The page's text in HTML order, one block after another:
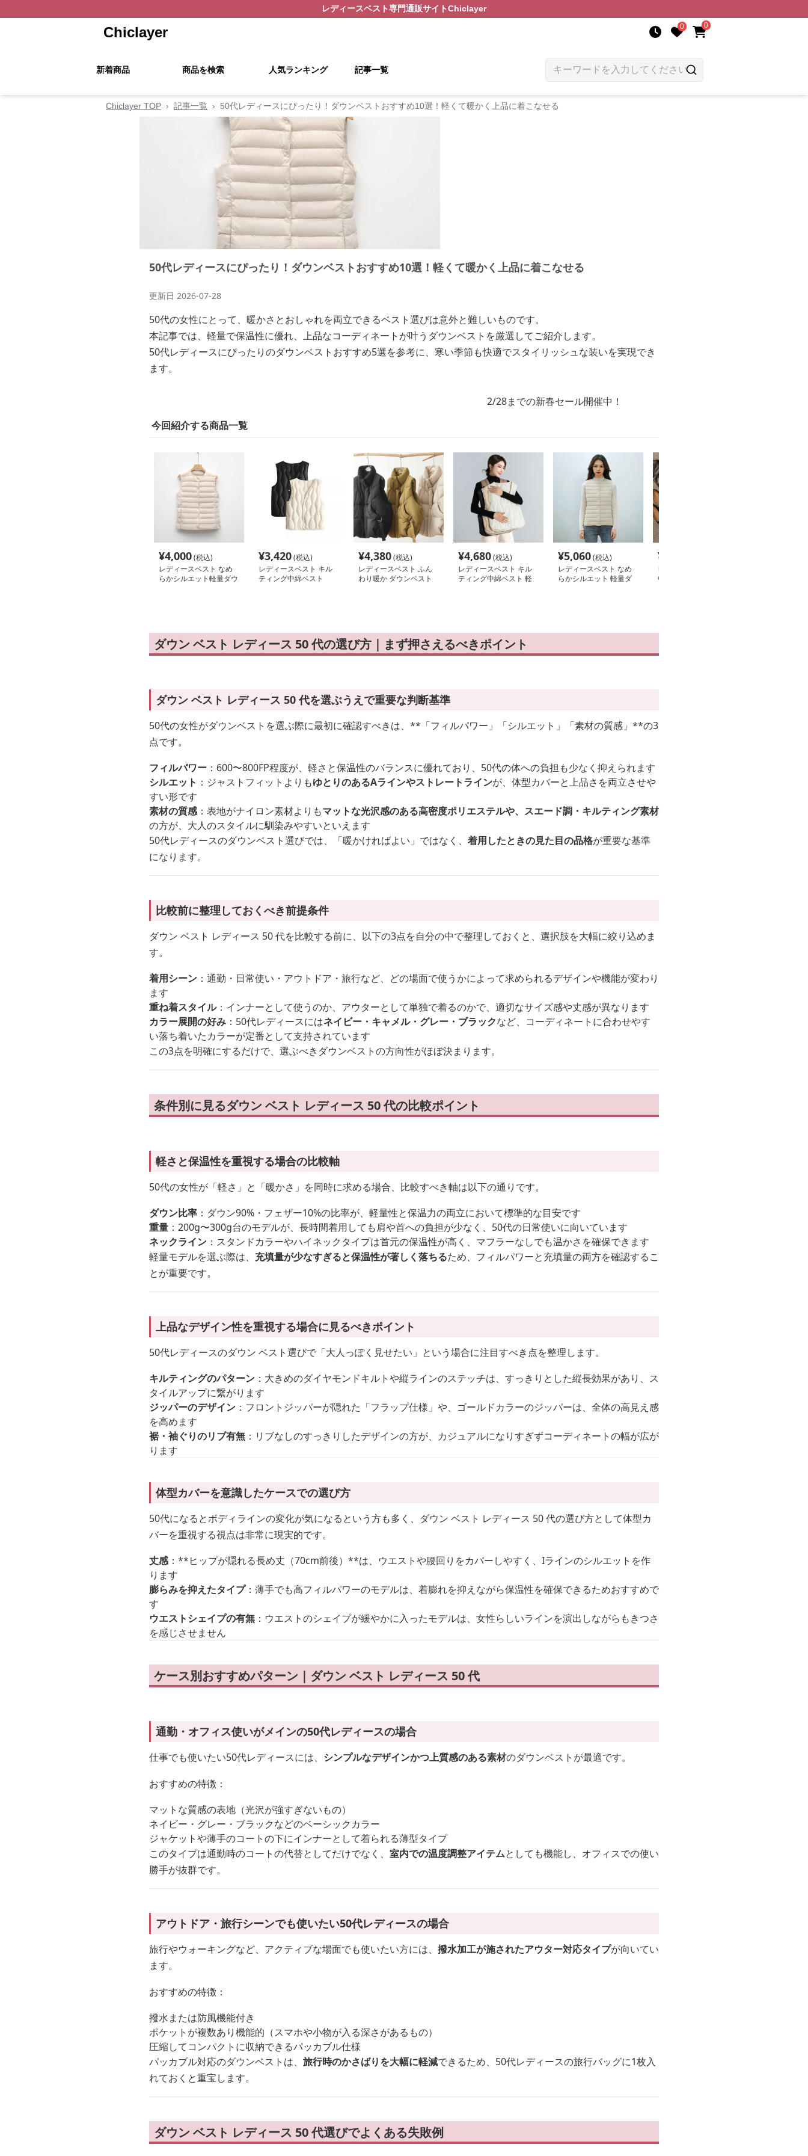
レディースベスト専門通販サイトChiclayer
Chiclayer 0 0
新着商品 商品を検索 人気ランキング 記事一覧
Chiclayer TOP › 記事一覧 › 50代レディースにぴったり！ダウンベストおすすめ10選！軽くて暖かく上品に着こなせる
50代レディースにぴったり！ダウンベストおすすめ10選！軽くて暖かく上品に着こなせる
更新日 2026-07-28
50代の女性にとって、暖かさとおしゃれを両立できるベスト選びは意外と難しいものです。
本記事では、軽量で保温性に優れ、上品なコーディネートが叶うダウンベストを厳選してご紹介します。
50代レディースにぴったりのダウンベストおすすめ5選を参考に、寒い季節も快適でスタイリッシュな装いを実現でき
ます。
2/28までの新春セール開催中！
今回紹介する商品一覧
¥4,000(税込)
レディースベスト なめ
らかシルエット軽量ダウ
¥3,420(税込)
レディースベスト キル
ティング中綿ベスト
¥4,380(税込)
レディースベスト ふん
わり暖か ダウンベスト
¥4,680(税込)
レディースベスト キル
ティング中綿ベスト 軽
¥5,060(税込)
レディースベスト なめ
らかシルエット 軽量ダ
¥
レディースベスト 軽量
中綿ノースリーブベスト
ダウン ベスト レディース 50 代の選び方｜まず押さえるべきポイント
ダウン ベスト レディース 50 代を選ぶうえで重要な判断基準
50代の女性がダウンベストを選ぶ際に最初に確認すべきは、**「フィルパワー」「シルエット」「素材の質感」**の3
点です。
フィルパワー ：600〜800FP程度が、軽さと保温性のバランスに優れており、50代の体への負担も少なく抑えられます
シルエット ：ジャストフィットよりもゆとりのあるAラインやストレートラインが、体型カバーと上品さを両立させや
すい形です
素材の質感：表地がナイロン素材よりもマットな光沢感のある高密度ポリエステルや、スエード調・キルティング素材
の方が、大人のスタイルに馴染みやすいといえます
50代レディースのダウンベスト選びでは、「暖かければよい」ではなく、 着用したときの見た目の品格が重要な基準
になります。
比較前に整理しておくべき前提条件
ダウン ベスト レディース 50 代を比較する前に、以下の3点を自分の中で整理しておくと、選択肢を大幅に絞り込めま
す。
着用シーン ：通勤・日常使い・アウトドア・旅行など、どの場面で使うかによって求められるデザインや機能が変わり
ます
重ね着スタイル：インナーとして使うのか、アウターとして単独で着るのかで、適切なサイズ感や丈感が異なります
カラー展開の好み ：50代レディースにはネイビー・キャメル・グレー・ブラックなど、コーディネートに合わせやす
い落ち着いたカラーが定番として支持されています
この3点を明確にするだけで、選ぶべきダウンベストの方向性がほぼ決まります。
条件別に見るダウン ベスト レディース 50 代の比較ポイント
軽さと保温性を重視する場合の比較軸
50代の女性が「軽さ」と「暖かさ」を同時に求める場合、比較すべき軸は以下の通りです。
ダウン比率 ：ダウン90%・フェザー10%の比率が、軽量性と保温力の両立において標準的な目安です
重量 ：200g〜300g台のモデルが、長時間着用しても肩や首への負担が少なく、50代の日常使いに向いています
ネックライン ：スタンドカラーやハイネックタイプは首元の保温性が高く、マフラーなしでも温かさを確保できます
軽量モデルを選ぶ際は、 充填量が少なすぎると保温性が著しく落ちるため、フィルパワーと充填量の両方を確認するこ
とが重要です。
上品なデザイン性を重視する場合に見るべきポイント
50代レディースのダウン ベスト選びで「大人っぽく見せたい」という場合に注目すべき点を整理します。
キルティングのパターン ：大きめのダイヤモンドキルトや縦ラインのステッチは、すっきりとした縦長効果があり、ス
タイルアップに繋がります
ジッパーのデザイン ：フロントジッパーが隠れた「フラップ仕様」や、ゴールドカラーのジッパーは、全体の高見え感
を高めます
裾・袖ぐりのリブ有無 ：リブなしのすっきりしたデザインの方が、カジュアルになりすぎずコーディネートの幅が広が
ります
体型カバーを意識したケースでの選び方
50代になるとボディラインの変化が気になるという方も多く、ダウン ベスト レディース 50 代の選び方として体型カ
バーを重視する視点は非常に現実的です。
丈感：**ヒップが隠れる長め丈（70cm前後）**は、ウエストや腰回りをカバーしやすく、Iラインのシルエットを作
ります
膨らみを抑えたタイプ：薄手でも高フィルパワーのモデルは、着膨れを抑えながら保温性を確保できるためおすすめで
す
ウエストシェイプの有無 ：ウエストのシェイプが緩やかに入ったモデルは、女性らしいラインを演出しながらもきつさ
を感じさせません
ケース別おすすめパターン｜ダウン ベスト レディース 50 代
通勤・オフィス使いがメインの50代レディースの場合
仕事でも使いたい50代レディースには、 シンプルなデザインかつ上質感のある素材のダウンベストが最適です。
おすすめの特徴：
マットな質感の表地（光沢が強すぎないもの）
ネイビー・グレー・ブラックなどのベーシックカラー
ジャケットや薄手のコートの下にインナーとして着られる薄型タイプ
このタイプは通勤時のコートの代替としてだけでなく、 室内での温度調整アイテムとしても機能し、オフィスでの使い
勝手が抜群です。
アウトドア・旅行シーンでも使いたい50代レディースの場合
旅行やウォーキングなど、アクティブな場面でも使いたい方には、 撥水加工が施されたアウター対応タイプが向いてい
ます。
おすすめの特徴：
撥水または防風機能付き
ポケットが複数あり機能的（スマホや小物が入る深さがあるもの）
圧縮してコンパクトに収納できるパッカブル仕様
パッカブル対応のダウンベストは、 旅行時のかさばりを大幅に軽減できるため、50代レディースの旅行バッグに1枚入
れておくと重宝します。
ダウン ベスト レディース 50 代選びでよくある失敗例